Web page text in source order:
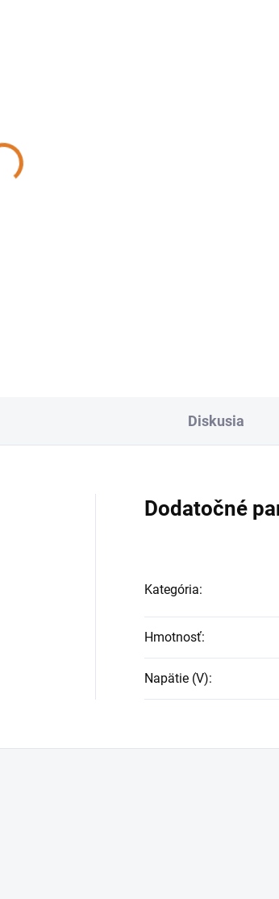
Diskusia
Dodatočné
Kategória:
Hmotnosť:
Napätie (V):